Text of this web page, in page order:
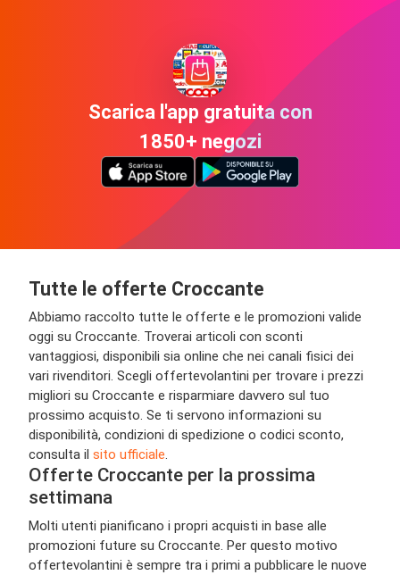
Scarica l'app gratuita con
1850+ negozi
Tutte le offerte Croccante
Abbiamo raccolto tutte le offerte e le promozioni valide
oggi su Croccante. Troverai articoli con sconti
vantaggiosi, disponibili sia online che nei canali fisici dei
vari rivenditori. Scegli offertevolantini per trovare i prezzi
migliori su Croccante e risparmiare davvero sul tuo
prossimo acquisto. Se ti servono informazioni su
disponibilità, condizioni di spedizione o codici sconto,
consulta il sito ufficiale.
Offerte Croccante per la prossima
settimana
Molti utenti pianificano i propri acquisti in base alle
promozioni future su Croccante. Per questo motivo
offertevolantini è sempre tra i primi a pubblicare le nuove